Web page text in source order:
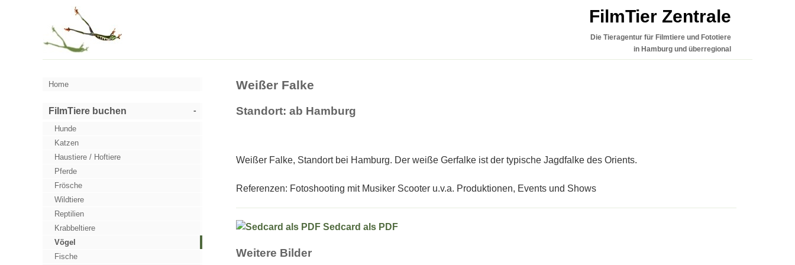
FilmTier Zentrale
Die Tieragentur für Filmtiere und Fototiere
in Hamburg und überregional
Home
FilmTiere buchen
Hunde
Katzen
Haustiere / Hoftiere
Pferde
Frösche
Wildtiere
Reptilien
Krabbeltiere
Vögel
Fische
Weißer Falke
Standort: ab Hamburg
Weißer Falke, Standort bei Hamburg. Der weiße Gerfalke ist der typische Jagdfalke des Orients.
Referenzen: Fotoshooting mit Musiker Scooter u.v.a. Produktionen, Events und Shows
Sedcard als PDF
Weitere Bilder